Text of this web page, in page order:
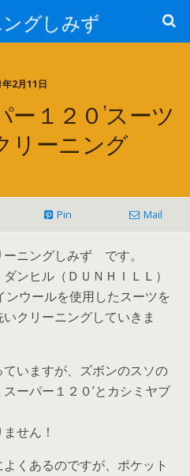
グしみず
2月11日
ー１２０’スーツ
リーニング
Pin Mail
ニングしみず です。
ンヒル（ＤＵＮＨＩＬＬ）
ンウールを使用したスーツを
クリーニングしていきま
いますが、ズボンのスソの
ーパー１２０’とカシミヤブ
せん！
くあるのですが、ポケット